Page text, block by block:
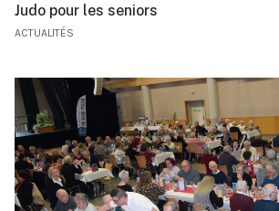
Judo pour les seniors
ACTUALITÉS